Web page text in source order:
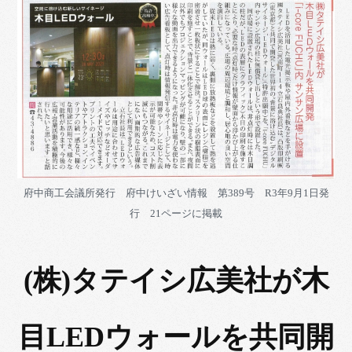
府中商工会議所発行 府中けいざい情報 第389号 R3年9月1日発
行 21ページに掲載
(株)タテイシ広美社が木
目LEDウォールを共同開